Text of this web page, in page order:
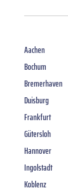
Aachen
Bochum
Bremerhaven
Duisburg
Frankfurt
Gütersloh
Hannover
Ingolstadt
Koblenz